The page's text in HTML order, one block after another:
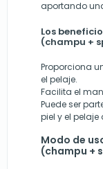
aportando
Los
(champu +
Proporciona
el pelaje.
Facilita el
Puede ser
piel y el
Modo de
(champu +